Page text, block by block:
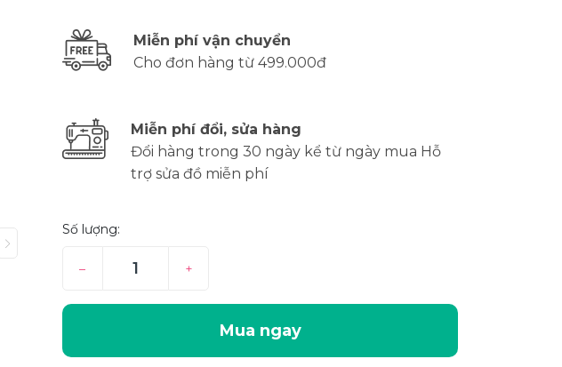
Miễn phí vận chuyển
Cho đơn hàng từ 499.000đ
Miễn phí đổi, sửa hàng
Đổi hàng trong 30 ngày kể từ ngày mua Hỗ
trợ sửa đồ miễn phí
Số lượng:
– +
Mua ngay